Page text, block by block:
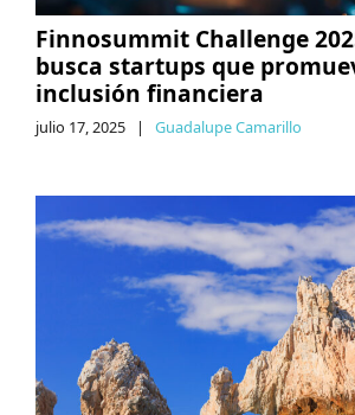
Finnosummit Challenge
busca startups que
inclusión financiera
julio 17, 2025 | Guadalupe Camarillo